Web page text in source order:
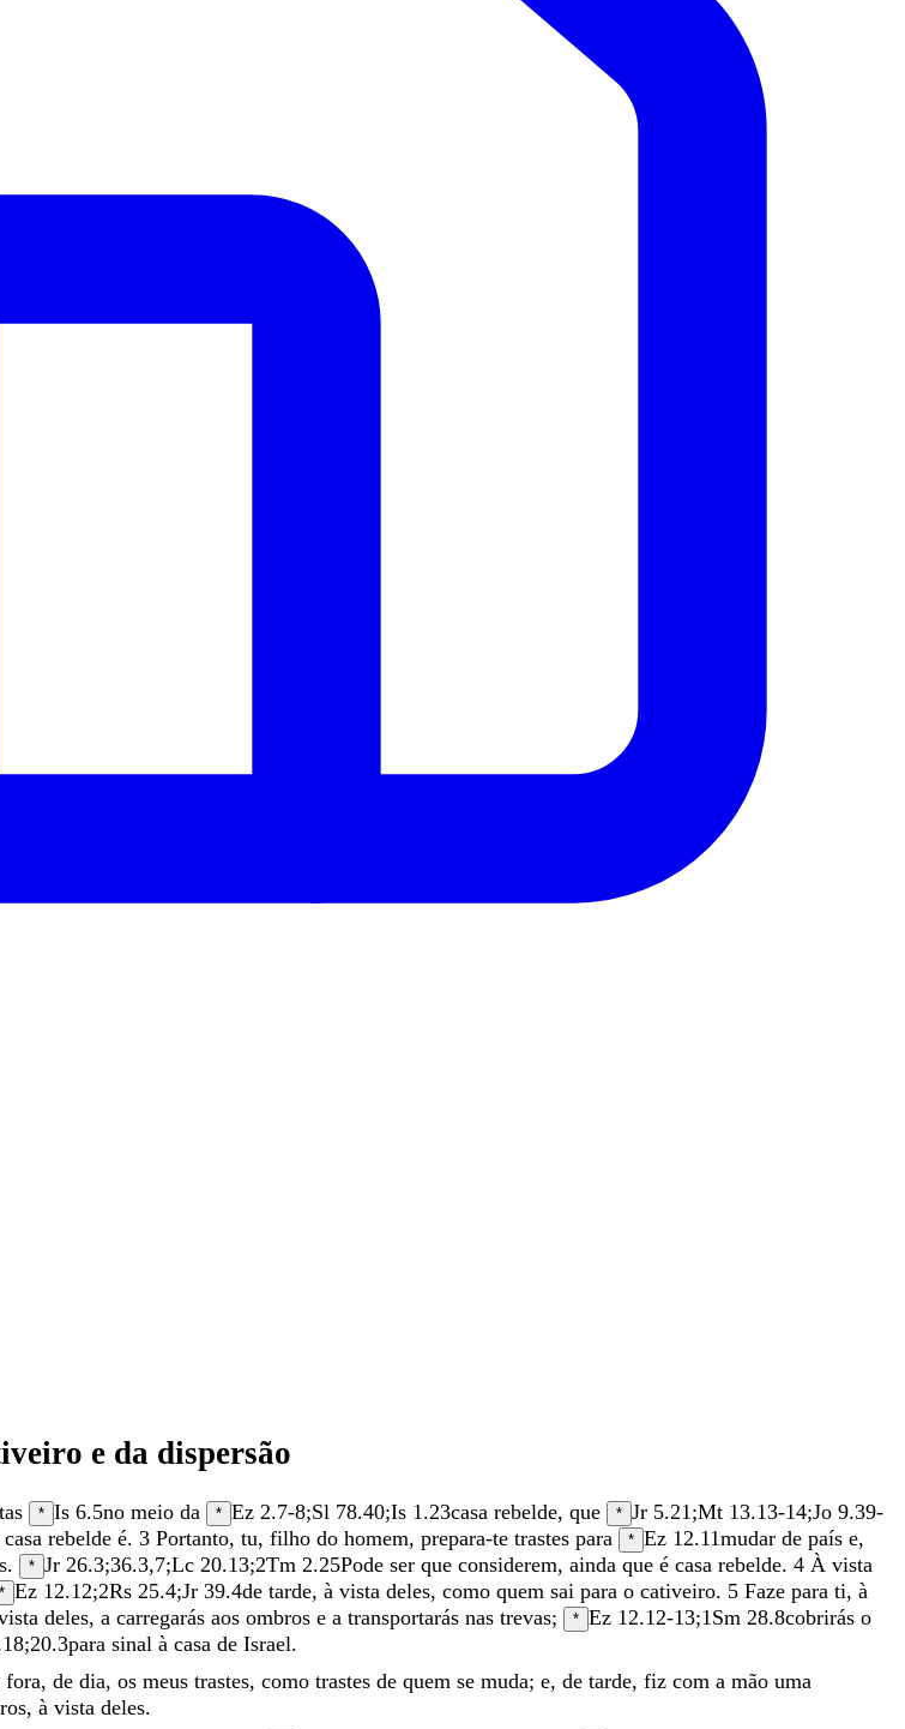
e da dispersão
* Is 6.5no meio da * Ez 2.7-8;Sl 78.40;Is 1.23casa rebelde, que * Jr 5.21 ;Mt 13.13-14;Jo 9.39-
casa rebelde é. 3 Portanto, tu, filho do homem, prepara-te trastes para * Ez 12.11mudar de país e,
. * Jr 26.3;36.3,7;Lc 20.13;2Tm 2.25Pode ser que considerem, ainda que é casa rebelde. 4 À vista
* Ez 12.12;2Rs 25.4;Jr 39.4de tarde, à vista deles, como quem sai para o cativeiro. 5 Faze para ti, à
deles, a carregarás aos ombros e a transportarás nas trevas; * Ez 12.12-13;1Sm 28.8cobrirás o
;20.3para sinal à casa de Israel.
fora, de dia, os meus trastes, como trastes de quem se muda; e, de tarde, fiz com a mão uma
, à vista deles.